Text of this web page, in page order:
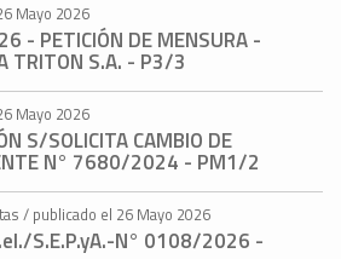
Mayo 2026
- PETICIÓN DE MENSURA -
TRITON S.A. - P3/3
Mayo 2026
S/SOLICITA CAMBIO DE
N° 7680/2024 - PM1/2
/ publicado el 26 Mayo 2026
S.E.P.yA.-N° 0108/2026 -